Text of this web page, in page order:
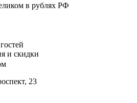
в рублях РФ
и скидки
23